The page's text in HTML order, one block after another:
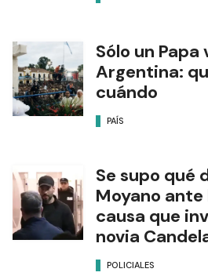
Sólo un Papa
Argentina:
cuándo
PAÍS
Se supo qué
Moyano
causa que
novia
POLICIALES